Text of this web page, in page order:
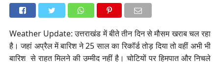
Weather Update: उत्तराखंड में बीते तीन दिन से मौसम खराब चल रहा
है। जहां अप्रैल में बारिश ने 25 साल का रिकॉर्ड तोड़ दिया तो वहीं अभी भी
बारिश से राहत मिलने की उम्मीद नहीं है। चोटियों पर हिमपात और निचले